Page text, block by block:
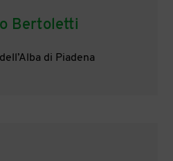
Bertoletti
di Piadena